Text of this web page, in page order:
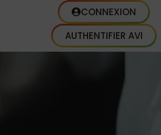
CONNEXION
AUTHENTIFIER AVI